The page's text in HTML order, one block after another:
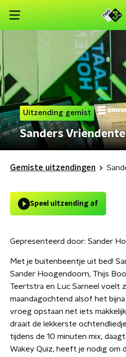
Uitzending gemist
Sanders
Gemiste uitzendingen
Speel uitzending af
Gepresenteerd door: Sander
Met je buitenbeentje uit bed!
Sander Hoogendoorn, Thijs
Teertstra en Luc Sarneel voelt
maandagochtend alsof het
vroeg opstaan net iets
draait de lekkerste
tijdens de 10 minuten mix,
Wakey Quiz, heeft je nodig om